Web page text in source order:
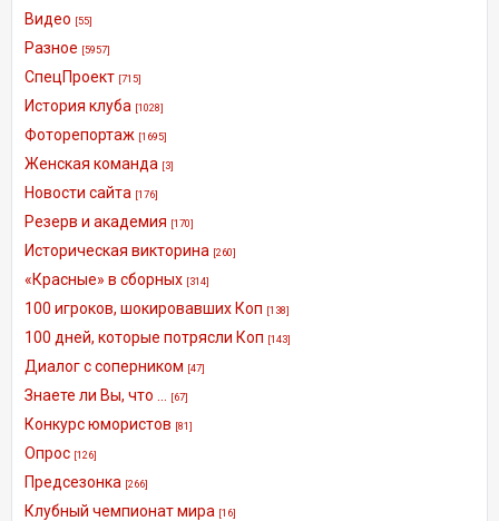
Видео [55]
Разное [5957]
СпецПроект [715]
История клуба [1028]
Фоторепортаж [1695]
Женская команда [3]
Новости сайта [176]
Резерв и академия [170]
Историческая викторина [260]
«Красные» в сборных [314]
100 игроков, шокировавших Коп [138]
100 дней, которые потрясли Коп [143]
Диалог с соперником [47]
Знаете ли Вы, что ... [67]
Конкурс юмористов [81]
Опрос [126]
Предсезонка [266]
Клубный чемпионат мира [16]